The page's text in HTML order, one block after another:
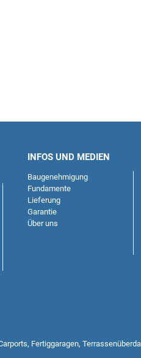
INFOS UND MEDIEN
Baugenehmigung
Fundamente
Lieferung
Garantie
Über uns
Fertiggaragen,